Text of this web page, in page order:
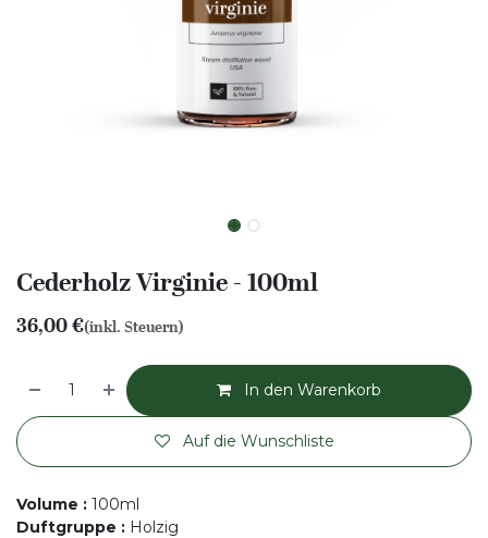
Cederholz Virginie - 100ml
36,00€(inkl. Steuern)
In den Warenkorb
Auf die Wunschliste
Volume : 100ml
Duftgruppe : Holzig